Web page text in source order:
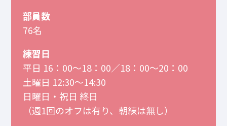
部員数
76名
練習日
平日 16：00～18：00／18：00～20：00
土曜日 12:30～14:30
日曜日・祝日 終日
（週1回のオフは有り、朝練は無し）